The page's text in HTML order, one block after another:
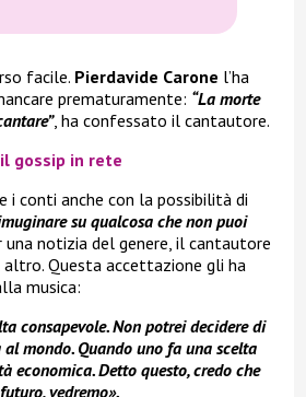
facile. Pierdavide Carone l’ha
prematuramente: “La morte
, ha confessato il cantautore.
gossip in rete
conti anche con la possibilità di
su qualcosa che non puoi
notizia del genere, il cantautore
Questa accettazione gli ha
musica:
consapevole. Non potrei decidere di
mondo. Quando uno fa una scelta
economica. Detto questo, credo che
vedremo».